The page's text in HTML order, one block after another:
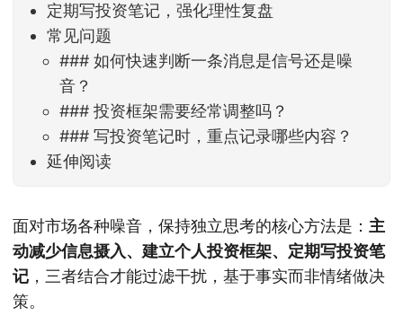
定期写投资笔记，强化理性复盘
常见问题
### 如何快速判断一条消息是信号还是噪
音？
### 投资框架需要经常调整吗？
### 写投资笔记时，重点记录哪些内容？
延伸阅读
面对市场各种噪音，保持独立思考的核心方法是： 主
动减少信息摄入、建立个人投资框架、定期写投资笔
记 ，三者结合才能过滤干扰，基于事实而非情绪做决
策。